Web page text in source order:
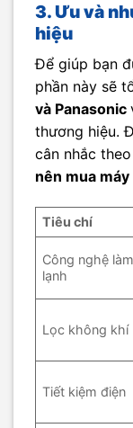
3. Ưu và
hiệu
Để giúp bạn
phần này sẽ
và Panasonic
thương hiệu.
cân nhắc
nên mua
Tiêu chí
Công nghệ làm
lạnh
Lọc không khí
Tiết kiệm điện